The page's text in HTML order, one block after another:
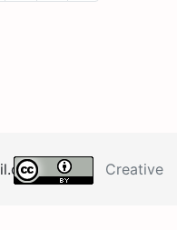
il.com Creative